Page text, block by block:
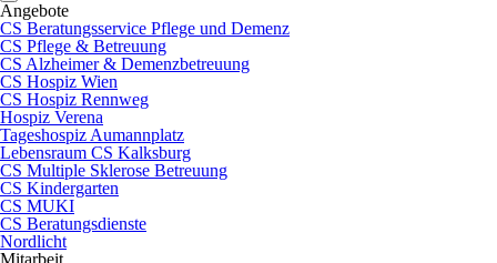
Angebote
CS Beratungsservice Pflege und Demenz
CS Pflege & Betreuung
CS Alzheimer & Demenzbetreuung
CS Hospiz Wien
CS Hospiz Rennweg
Hospiz Verena
Tageshospiz Aumannplatz
Lebensraum CS Kalksburg
CS Multiple Sklerose Betreuung
CS Kindergarten
CS MUKI
CS Beratungsdienste
Nordlicht